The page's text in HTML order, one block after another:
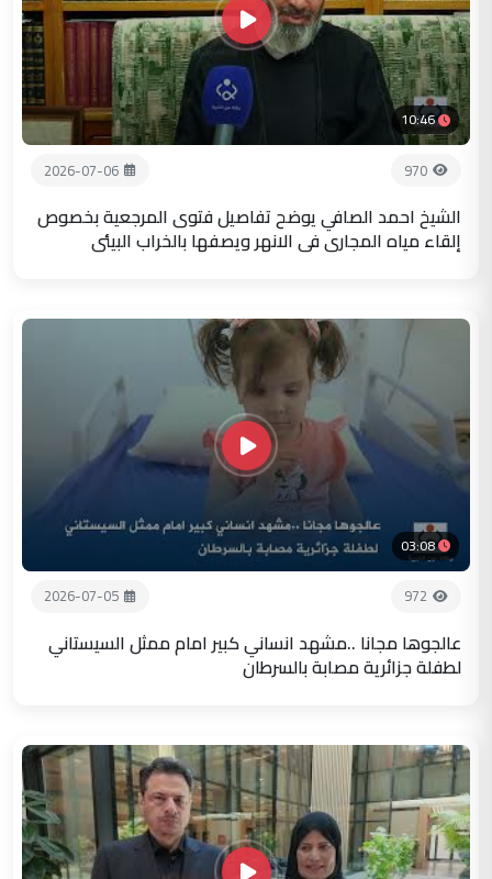
10:46
970
2026-07-06
الشيخ احمد الصافي يوضح تفاصيل فتوى المرجعية بخصوص
إلقاء مياه المجاري في الانهر ويصفها بالخراب البيئي
03:08
972
2026-07-05
عالجوها مجانا ..مشهد انساني كبير امام ممثل السيستاني
لطفلة جزائرية مصابة بالسرطان